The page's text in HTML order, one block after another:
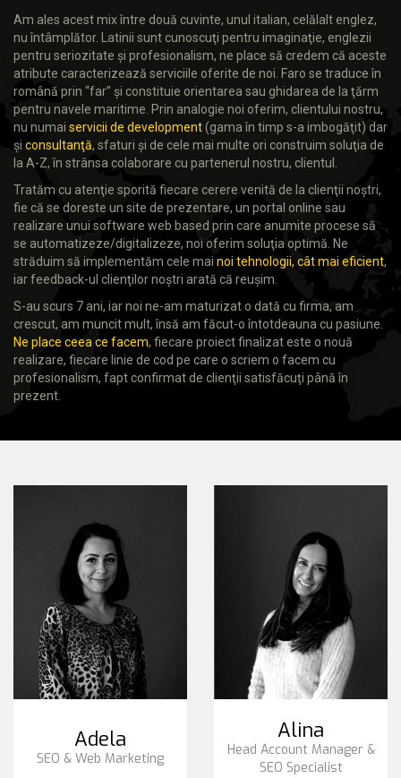
Am ales acest mix între două cuvinte, unul italian, celălalt englez,
nu întâmplător. Latinii sunt cunoscuţi pentru imaginaţie, englezii
pentru seriozitate şi profesionalism, ne place să credem că aceste
atribute caracterizează serviciile oferite de noi. Faro se traduce în
română prin “far” şi constituie orientarea sau ghidarea de la ţărm
pentru navele maritime. Prin analogie noi oferim, clientului nostru,
nu numai servicii de development(gama în timp s-a imbogăţit) dar
şi consultanţă, sfaturi şi de cele mai multe ori construim soluţia de
la A-Z, în strânsa colaborare cu partenerul nostru, clientul.
Tratăm cu atenţie sporită fiecare cerere venită de la clienţii noştri,
fie că se doreste un site de prezentare, un portal online sau
realizare unui software web based prin care anumite procese să
se automatizeze/digitalizeze, noi oferim soluţia optimă. Ne
străduim să implementăm cele mai noi tehnologii, cât mai eficient,
iar feedback-ul clienţilor noştri arată că reuşim.
S-au scurs 7 ani, iar noi ne-am maturizat o dată cu firma, am
crescut, am muncit mult, însă am făcut-o întotdeauna cu pasiune.
Ne place ceea ce facem, fiecare proiect finalizat este o nouă
realizare, fiecare linie de cod pe care o scriem o facem cu
profesionalism, fapt confirmat de clienţii satisfăcuţi până în
prezent.
Adela
SEO & Web Marketing
Alina
Head Account Manager &
SEO Specialist